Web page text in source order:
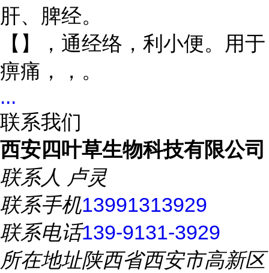
肝、脾经。
【】，通经络 ，利小便。用于
痹痛，，。
...
联系我们
西安四叶草生物科技有限公司
联系人 卢灵
联系手机13991313929
联系电话139-9131-3929
所在地址陕西省西安市高新区